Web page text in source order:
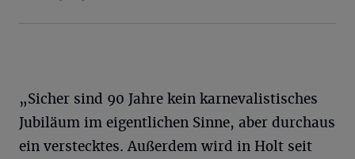
„Sicher sind 90 Jahre kein karnevalistisches
Jubiläum im eigentlichen Sinne, aber durchaus
ein verstecktes. Außerdem wird in Holt seit